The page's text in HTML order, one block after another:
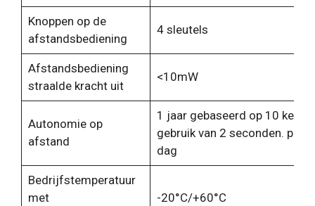
Knoppen op de
afstandsbediening
4 sleutels
Afstandsbediening
straalde kracht uit
<10mW
Autonomie op
afstand
1 jaar gebaseerd op 10 keer
gebruik van 2 seconden. per
dag
Bedrijfstemperatuur
met
-20°C/+60°C